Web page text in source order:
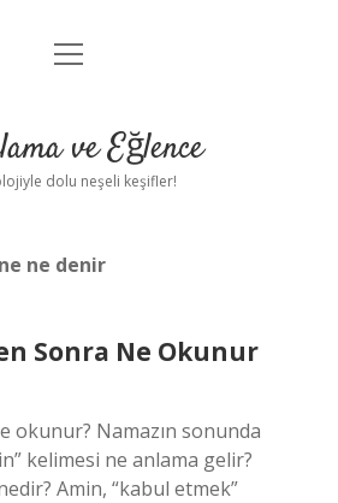
Anasayfa
Yasal Uyarı
menüyü
ve Eğlence
dolu neşeli keşifler!
ne denir
Sonra Ne Okunur
okunur? Namazın sonunda
kelimesi ne anlama gelir?
Amin, “kabul etmek”